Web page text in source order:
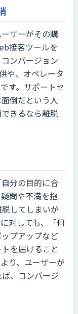
ザーがその購
接客ツールを
ンバージョン
や、オペレータ
す。サポートセ
倒だという人
きるなら離脱
分の目的に合
問や不満を抱
してしまいが
対しても、「何
プアップなど
を届けること
り、ユーザーが
、コンバージ